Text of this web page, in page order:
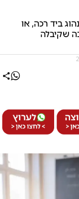
ביד רכה, או
שקיבלה